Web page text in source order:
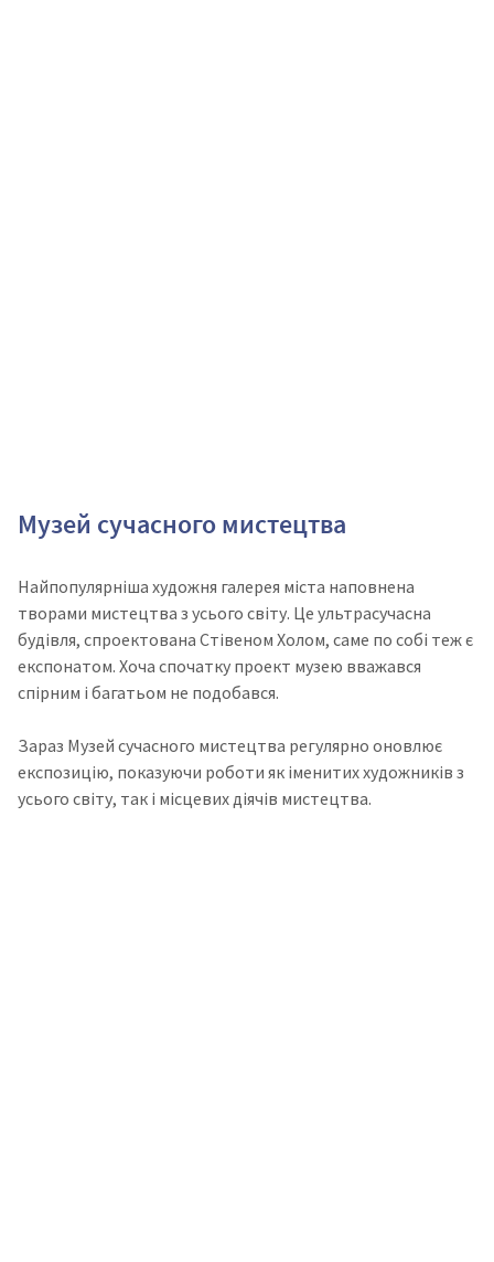
Музей сучасного мистецтва
Найпопулярніша художня галерея міста наповнена
творами мистецтва з усього світу. Це ультрасучасна
будівля, спроектована Стівеном Холом, саме по собі теж є
експонатом. Хоча спочатку проект музею вважався
спірним і багатьом не подобався.
Зараз Музей сучасного мистецтва регулярно оновлює
експозицію, показуючи роботи як іменитих художників з
усього світу, так і місцевих діячів мистецтва.